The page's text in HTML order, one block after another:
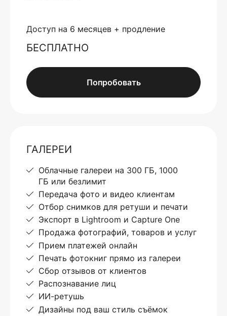
Доступ на 6 месяцев + продление
БЕСПЛАТНО
Попробовать
ГАЛЕРЕИ
Облачные галереи на 300 ГБ, 1000
ГБ или безлимит
Передача фото и видео клиентам
Отбор снимков для ретуши и печати
Экспорт в Lightroom и Capture One
Продажа фотографий, товаров и услуг
Прием платежей онлайн
Печать фотокниг прямо из галереи
Сбор отзывов от клиентов
Распознавание лиц
ИИ-ретушь
Дизайны под ваш стиль съёмок